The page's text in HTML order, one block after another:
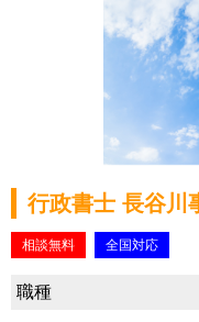
行政書士 長谷川
相談無料 全国対応
職種